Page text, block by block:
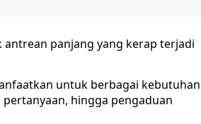
antrean panjang yang kerap terjadi
untuk berbagai kebutuhan
hingga pengaduan